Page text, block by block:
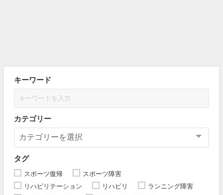
キーワード
カテゴリー
タグ
スポーツ復帰
スポーツ障害
リハビリテーション
リハビリ
ランニング障害